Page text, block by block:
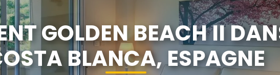
GOLDEN BEACH II
BLANCA, ESPAGNE